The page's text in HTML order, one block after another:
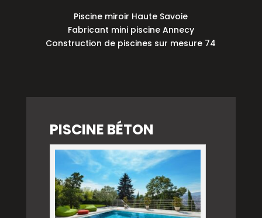
Piscine miroir Haute Savoie
Fabricant mini piscine Annecy
Construction de piscines sur mesure 74
PISCINE BÉTON